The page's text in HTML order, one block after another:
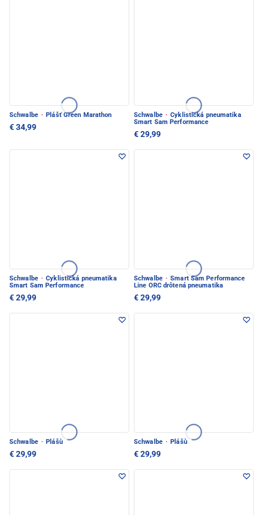
Schwalbe · Plášť Green Marathon
€ 34,99
Schwalbe · Cyklistická pneumatika
Smart Sam Performance
€ 29,99
Schwalbe · Cyklistická pneumatika
Smart Sam Performance
€ 29,99
Schwalbe · Smart Sam Performance
Line ORC drôtená pneumatika
€ 29,99
Schwalbe · Plášù
€ 29,99
Schwalbe · Plášù
€ 29,99